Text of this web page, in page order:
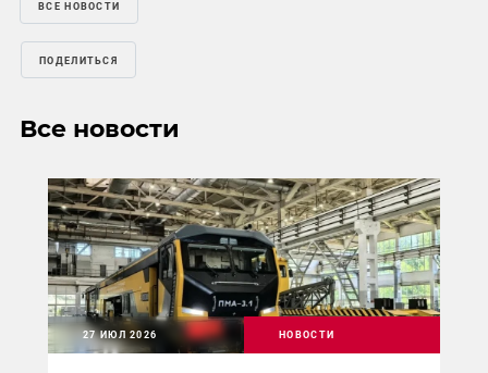
ВСЕ НОВОСТИ
ПОДЕЛИТЬСЯ
Все новости
27 ИЮЛ 2026 НОВОСТИ